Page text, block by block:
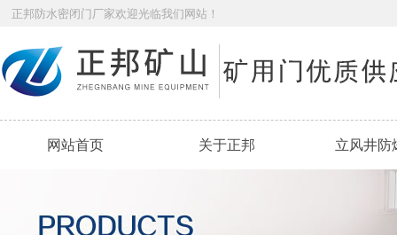
正邦防水密闭门厂家欢迎光临我们网站！
网站首页 关于正邦 立风井防